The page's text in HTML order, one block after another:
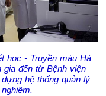
học - Truyền máu Hà
gia đến từ Bệnh viện
hệ thống quản lý